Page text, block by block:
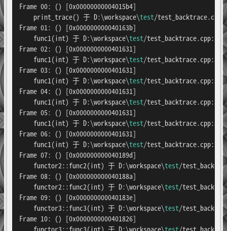
Frame 00: () [0x00000000004015b4]
    print_trace() 于 D:\workspace\
test/
Frame 01: () [0x000000000040163b]
    func1(int) 于 D:\workspace\
test/test_backtrace.cpp:353
Frame 02: () [0x0000000000401631]
    func1(int) 于 D:\workspace\
test/test_backtrace.cpp:349
Frame 03: () [0x0000000000401631]
    func1(int) 于 D:\workspace\
test/test_backtrace.cpp:349
Frame 04: () [0x0000000000401631]
    func1(int) 于 D:\workspace\
test/test_backtrace.cpp:349
Frame 05: () [0x0000000000401631]
    func1(int) 于 D:\workspace\
test/test_backtrace.cpp:349
Frame 06: () [0x0000000000401631]
    func1(int) 于 D:\workspace\
test/test_backtrace.cpp:349
Frame 07: () [0x000000000040189d]
    functor2::func2(int) 于 D:\workspace\
test/
Frame 08: () [0x000000000040188a]
    functor2::func2(int) 于 D:\workspace\
test/
Frame 09: () [0x000000000040183e]
    functor3::func3(int) 于 D:\workspace\
test/
Frame 10: () [0x0000000000401826]
    functor3::func3(int) 于 D:\workspace\
test/